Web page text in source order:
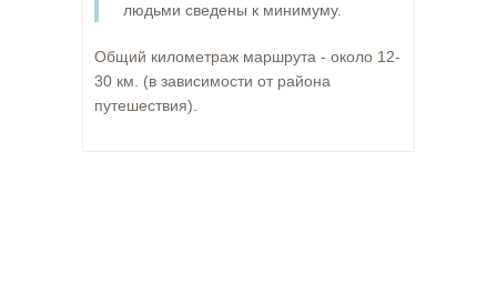
людьми сведены к минимуму.
Общий километраж маршрута - около 12-
30 км. (в зависимости от района
путешествия).